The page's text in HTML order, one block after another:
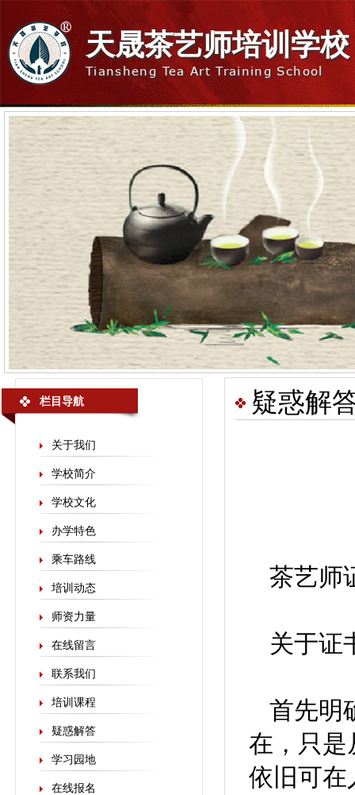
天晟茶艺师培训学校
Tiansheng Tea Art Training School
栏目导航
关于我们
学校简介
学校文化
办学特色
乘车路线
培训动态
师资力量
在线留言
联系我们
培训课程
疑惑解答
学习园地
在线报名
疑惑解
茶艺师
关于证
首先明
在，只是
依旧可在